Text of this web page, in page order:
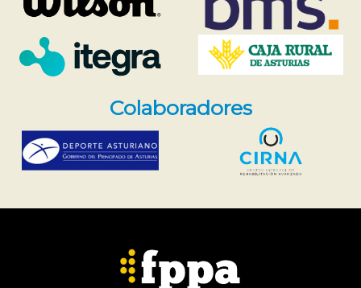
Colaboradores